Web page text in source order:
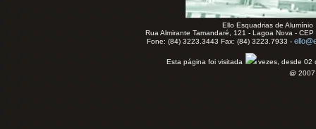
Ello Esquadrias de Alumínio
Rua Almirante Tamandaré, 121 - Lagoa Nova -
Fone: (84) 3223.3443 Fax: (84) 3223.7933 -
Esta página foi visitada
vezes, desde 02
@ 2007